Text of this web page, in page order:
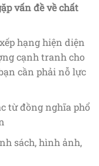
vấn đề về chất
hạng hiện diện
cạnh tranh cho
cần phải nỗ lực
từ đồng nghĩa phổ
sách, hình ảnh,